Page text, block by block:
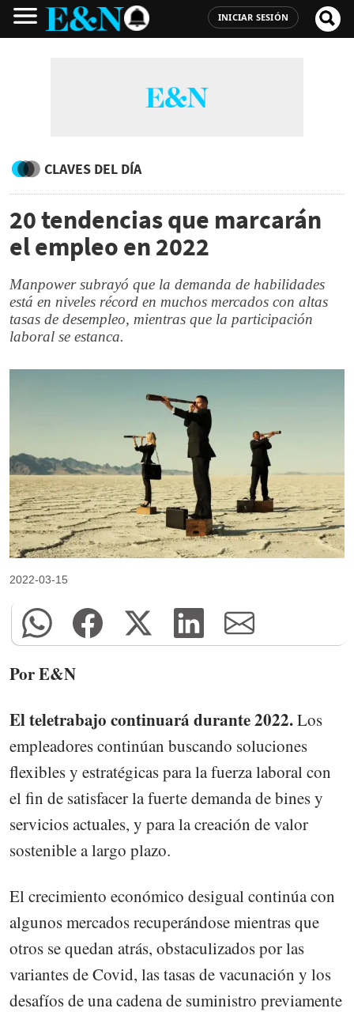
INICIAR SESIÓN
CLAVES DEL DÍA
20 tendencias que marcarán
el empleo en 2022
Manpower subrayó que la demanda de habilidades
está en niveles récord en muchos mercados con altas
tasas de desempleo, mientras que la participación
laboral se estanca.
2022-03-15
Por E&N
El teletrabajo continuará durante 2022.Los
empleadores continúan buscando soluciones
flexibles y estratégicas para la fuerza laboral con
el fin de satisfacer la fuerte demanda de bines y
servicios actuales, y para la creación de valor
sostenible a largo plazo.
El crecimiento económico desigual continúa con
algunos mercados recuperándose mientras que
otros se quedan atrás, obstaculizados por las
variantes de Covid, las tasas de vacunación y los
desafíos de una cadena de suministro previamente